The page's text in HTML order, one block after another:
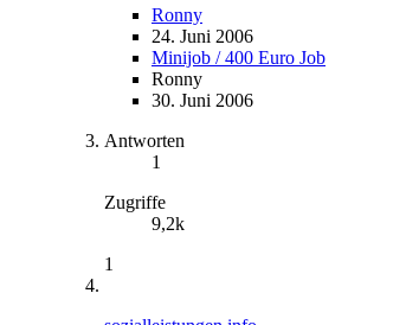
Ronny
24. Juni 2006
Minijob / 400 Euro Job
Ronny
30. Juni 2006
Antworten
1
Zugriffe
9,2k
1